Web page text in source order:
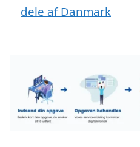
dele af Danmark